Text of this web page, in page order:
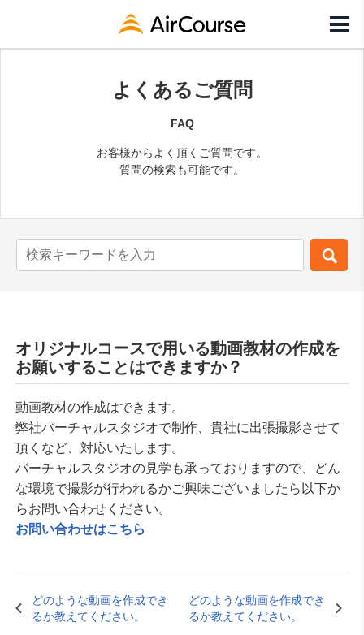
よくあるご質問
FAQ
お客様からよく頂くご質問です。
質問の検索も可能です。
オリジナルコースで用いる動画教材の作成を
お願いすることはできますか？
動画教材の作成はできます。
弊社バーチャルスタジオで制作、貴社に出張撮影させて
頂くなど、対応いたします。
バーチャルスタジオの見学も承っておりますので、どん
な環境で撮影が行われるかご興味ございましたら以下か
らお問い合わせください。
お問い合わせはこちら
どのような動画を作成でき
るか教えてください。
どのような動画を作成でき
るか教えてください。